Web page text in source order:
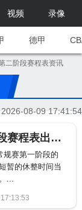
视频 录像
德甲
二阶段赛程表资讯
2026-08-09 17:41:54
山西男篮第二阶段赛程表出炉 首战遭遇广东（含完整版赛程表）
规赛第一阶段的
暂的休整时间当
...